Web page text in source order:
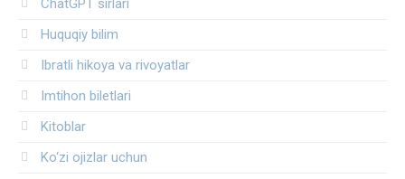
ChatGPT sirlari
Huquqiy bilim
Ibratli hikoya va rivoyatlar
Imtihon biletlari
Kitoblar
Ko‘zi ojizlar uchun